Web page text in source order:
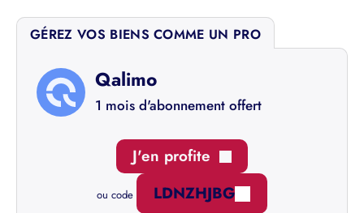
GÉREZ VOS BIENS COMME UN PRO
Qalimo
1 mois d'abonnement offert
J'en profite
ou code LDNZHJBG